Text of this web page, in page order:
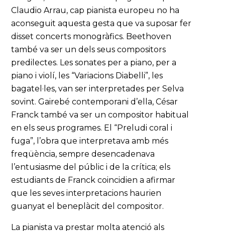
Claudio Arrau, cap pianista europeu no ha
aconseguit aquesta gesta que va suposar fer
disset concerts monogràfics. Beethoven
també va ser un dels seus compositors
predilectes. Les sonates per a piano, per a
piano i violí, les “Variacions Diabelli”, les
bagatel·les, van ser interpretades per Selva
sovint. Gairebé contemporani d’ella, César
Franck també va ser un compositor habitual
en els seus programes. El “Preludi coral i
fuga”, l’obra que interpretava amb més
freqüència, sempre desencadenava
l’entusiasme del públic i de la crítica; els
estudiants de Franck coincidien a afirmar
que les seves interpretacions haurien
guanyat el beneplàcit del compositor.
La pianista va prestar molta atenció als